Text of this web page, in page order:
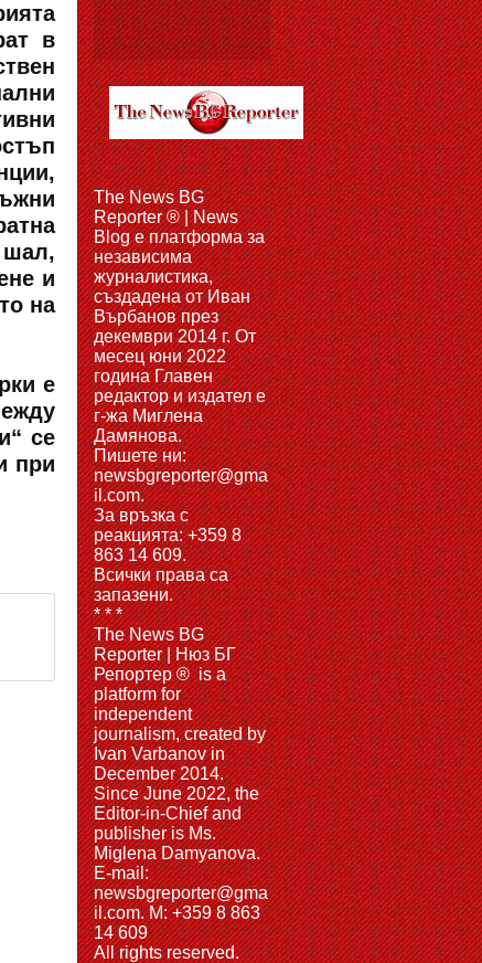
в
шал,
и
на
е
се
при
The News BG
Reporter ® | News
Blog e платформа за
независима
журналистика,
създадена от Иван
Върбанов през
декември 2014 г. От
месец юни 2022
година Главен
редактор и издател е
г-жа Миглена
Дамянова.
Пишете ни:
newsbgreporter@gma
il.com.
За връзка с
реакцията: +359 8
863 14 609.
Всички права са
запазени.
* * *
The News BG
Reporter | Нюз БГ
Репортер ® is a
platform for
independent
journalism, created by
Ivan Varbanov in
December 2014.
Since June 2022, the
Editor-in-Chief and
publisher is Ms.
Miglena Damyanova.
Е-mail:
newsbgreporter@gma
il.com. M: +359 8 863
14 609
All rights reserved.